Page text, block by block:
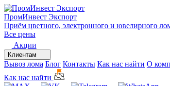
ПромИнвест Экспорт
Приём цветного, электронного и ювелирного
Все цены
Акции
Клиентам
Вывоз лома Блог Контакты Как нас найти О
Как нас найти